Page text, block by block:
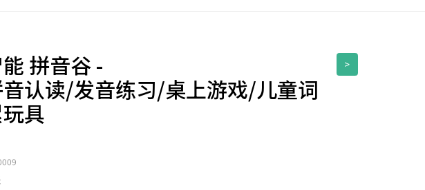
>
拼音谷 -
认读/发音练习/桌上游戏/儿童词
具